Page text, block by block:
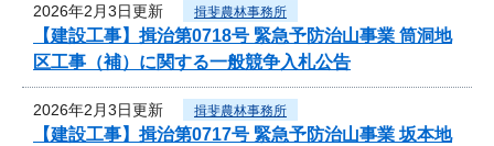
2026年2月3日更新 揖斐農林事務所
【建設工事】揖治第0718号 緊急予防治山事業 筒洞地
区工事（補）に関する一般競争入札公告
2026年2月3日更新 揖斐農林事務所
【建設工事】揖治第0717号 緊急予防治山事業 坂本地